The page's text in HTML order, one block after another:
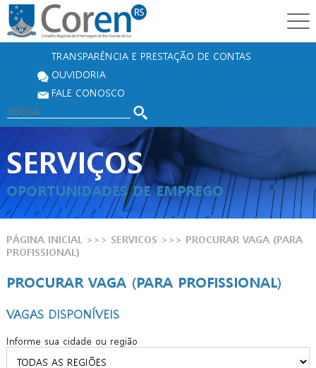
TRANSPARÊNCIA E PRESTAÇÃO DE CONTAS
OUVIDORIA
FALE CONOSCO
SERVIÇOS
OPORTUNIDADES DE EMPREGO
PÁGINA INICIAL >>> SERVICOS >>> PROCURAR VAGA (PARA
PROFISSIONAL)
PROCURAR VAGA (PARA PROFISSIONAL)
VAGAS DISPONÍVEIS
Informe sua cidade ou região